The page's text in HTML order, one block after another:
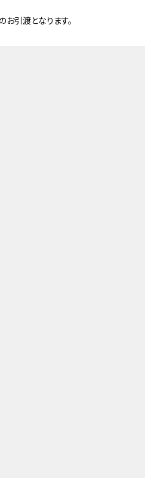
引渡となります。